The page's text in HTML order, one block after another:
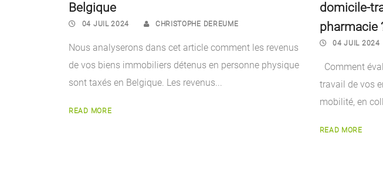
Belgique
04 JUIL 2024 CHRISTOPHE DEREUME
Nous analyserons dans cet article comment les revenus
de vos biens immobiliers détenus en personne physique
sont taxés en Belgique. Les revenus...
READ MORE
domicile-
pharmacie
04 JUIL 2024
Comment
travail de vos
mobilité, en
READ MORE